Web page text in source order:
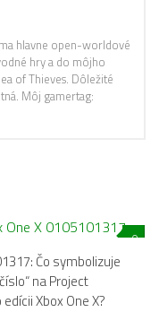
hlavne open-worldové
hry a do môjho
of Thieves. Dôležité
Môj gamertag:
0
Čo symbolizuje
na Project
Xbox One X?